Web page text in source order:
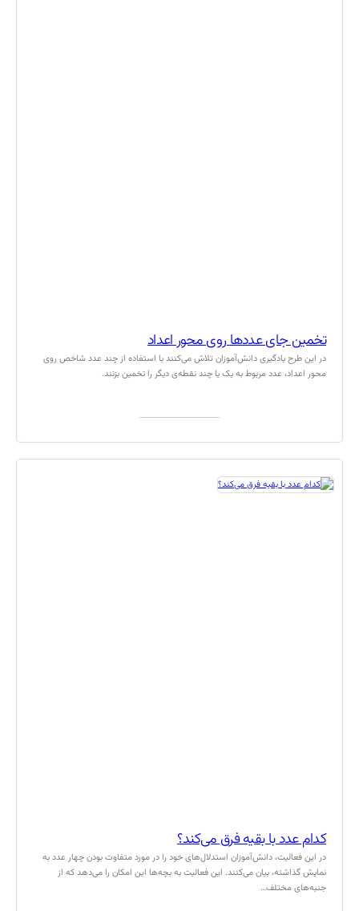
تخمین جای عددها روی محور اعداد
در این طرح یادگیری دانش‌آموزان تلاش می‌کنند با استفاده از چند عدد شاخص روی
محور اعداد، عدد مربوط به یک یا چند نقطه‌ی دیگر را تخمین بزنند.
کدام عدد با بقیه فرق می‌کند؟
در این فعالیت، دانش‌آموزان استدلال‌های خود را در مورد متفاوت بودن چهار عدد به
نمایش گذاشته، بیان می‌کنند. این فعالیت به بچه‌ها این امکان را می‌دهد که از
جنبه‌های مختلف…